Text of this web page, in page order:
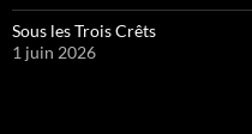
Sous les Trois Crêts
1 juin 2026